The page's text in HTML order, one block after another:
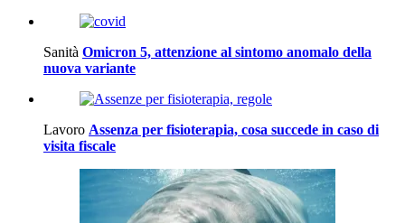
Sanità Omicron 5, attenzione al sintomo anomalo della
nuova variante
Lavoro Assenza per fisioterapia, cosa succede in caso di
visita fiscale